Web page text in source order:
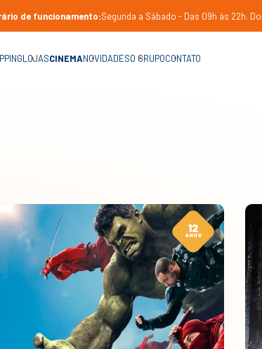
de funcionamento:Segunda a Sábado - Das 09h às 22h.
LOJASCINEMANOVIDADESO GRUPOCONTATO
12
ANOS